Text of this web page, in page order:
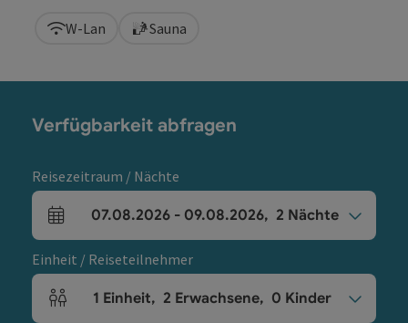
W-Lan Sauna
Verfügbarkeit abfragen
Reisezeitraum / Nächte
An- und Abreisefelder
07.08.2026 - 09.08.2026, 2 Nächte
Einheit / Reiseteilnehmer
Einheitenanzahl und Personenfelder
1 Einheit, 2 Erwachsene, 0 Kinder